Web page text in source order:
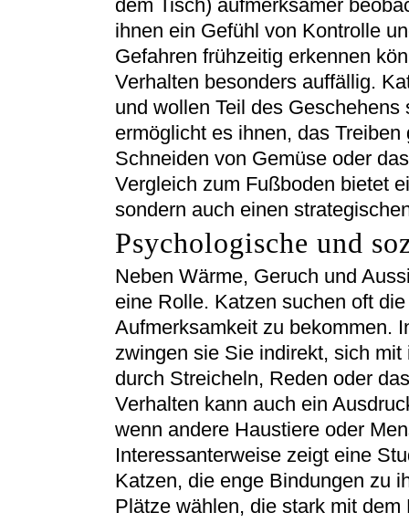
dem Tisch) aufmerksamer
ihnen ein Gefühl von Kontrolle
Gefahren frühzeitig erkennen
Verhalten besonders auffällig.
und wollen Teil des
ermöglicht es ihnen, das
Schneiden von Gemüse oder
Vergleich zum Fußboden bietet
sondern auch einen
Psychologische und
Neben Wärme, Geruch und
eine Rolle. Katzen suchen oft
Aufmerksamkeit zu bekommen.
zwingen sie Sie indirekt, sich
durch Streicheln, Reden oder
Verhalten kann auch ein
wenn andere Haustiere oder
Interessanterweise zeigt eine
Katzen, die enge Bindungen zu
Plätze wählen, die stark mit